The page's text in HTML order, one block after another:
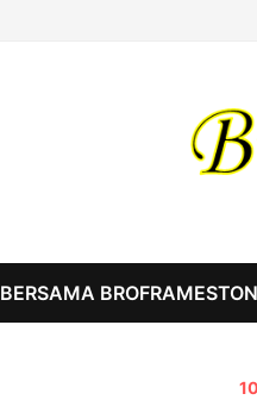
BERSAMA